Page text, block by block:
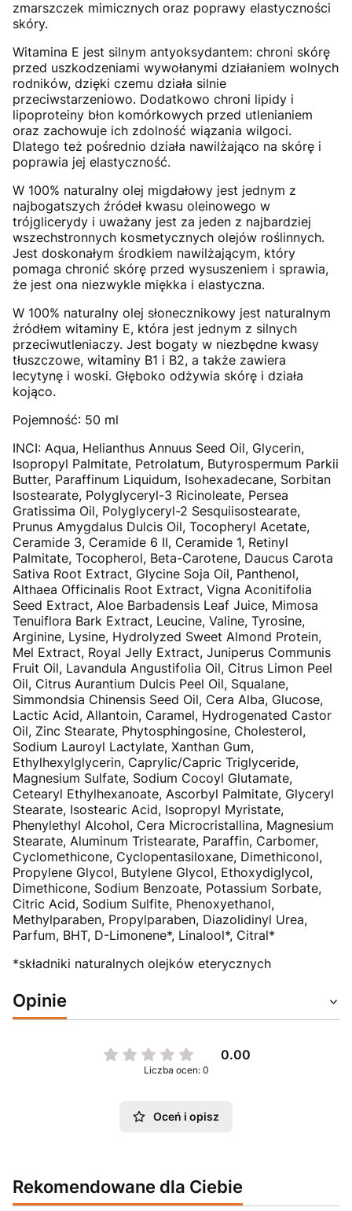
zmarszczek mimicznych oraz poprawy elastyczności
skóry.
Witamina E jest silnym antyoksydantem: chroni skórę
przed uszkodzeniami wywołanymi działaniem wolnych
rodników, dzięki czemu działa silnie
przeciwstarzeniowo. Dodatkowo chroni lipidy i
lipoproteiny błon komórkowych przed utlenianiem
oraz zachowuje ich zdolność wiązania wilgoci.
Dlatego też pośrednio działa nawilżająco na skórę i
poprawia jej elastyczność.
W 100% naturalny olej migdałowy jest jednym z
najbogatszych źródeł kwasu oleinowego w
trójglicerydy i uważany jest za jeden z najbardziej
wszechstronnych kosmetycznych olejów roślinnych.
Jest doskonałym środkiem nawilżającym, który
pomaga chronić skórę przed wysuszeniem i sprawia,
że ​​jest ona niezwykle miękka i elastyczna.
W 100% naturalny olej słonecznikowy jest naturalnym
źródłem witaminy E, która jest jednym z silnych
przeciwutleniaczy. Jest bogaty w niezbędne kwasy
tłuszczowe, witaminy B1 i B2, a także zawiera
lecytynę i woski. Głęboko odżywia skórę i działa
kojąco.
Pojemność: 50 ml
INCI: Aqua, Helianthus Annuus Seed Oil, Glycerin,
Isopropyl Palmitate, Petrolatum, Butyrospermum Parkii
Butter, Paraffinum Liquidum, Isohexadecane, Sorbitan
Isostearate, Polyglyceryl-3 Ricinoleate, Persea
Gratissima Oil, Polyglyceryl-2 Sesquiisostearate,
Prunus Amygdalus Dulcis Oil, Tocopheryl Acetate,
Ceramide 3, Ceramide 6 II, Ceramide 1, Retinyl
Palmitate, Tocopherol, Beta-Carotene, Daucus Carota
Sativa Root Extract, Glycine Soja Oil, Panthenol,
Althaea Officinalis Root Extract, Vigna Aconitifolia
Seed Extract, Aloe Barbadensis Leaf Juice, Mimosa
Tenuiflora Bark Extract, Leucine, Valine, Tyrosine,
Arginine, Lysine, Hydrolyzed Sweet Almond Protein,
Mel Extract, Royal Jelly Extract, Juniperus Communis
Fruit Oil, Lavandula Angustifolia Oil, Citrus Limon Peel
Oil, Citrus Aurantium Dulcis Peel Oil, Squalane,
Simmondsia Chinensis Seed Oil, Cera Alba, Glucose,
Lactic Acid, Allantoin, Caramel, Hydrogenated Castor
Oil, Zinc Stearate, Phytosphingosine, Cholesterol,
Sodium Lauroyl Lactylate, Xanthan Gum,
Ethylhexylglycerin, Caprylic/Capric Triglyceride,
Magnesium Sulfate, Sodium Cocoyl Glutamate,
Cetearyl Ethylhexanoate, Ascorbyl Palmitate, Glyceryl
Stearate, Isostearic Acid, Isopropyl Myristate,
Phenylethyl Alcohol, Cera Microcristallina, Magnesium
Stearate, Aluminum Tristearate, Paraffin, Carbomer,
Cyclomethicone, Cyclopentasiloxane, Dimethiconol,
Propylene Glycol, Butylene Glycol, Ethoxydiglycol,
Dimethicone, Sodium Benzoate, Potassium Sorbate,
Citric Acid, Sodium Sulfite, Phenoxyethanol,
Methylparaben, Propylparaben, Diazolidinyl Urea,
Parfum, BHT, D-Limonene*, Linalool*, Citral*
*składniki naturalnych olejków eterycznych
Opinie
0.00
Liczba ocen: 0
Oceń i opisz
Rekomendowane dla Ciebie